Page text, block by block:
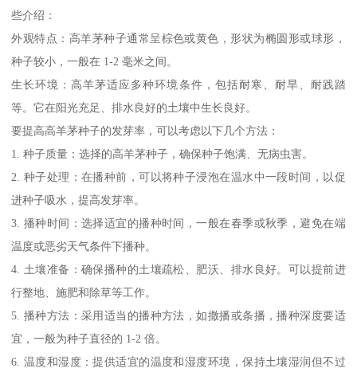
些介绍：
外观特点：高羊茅种子通常呈棕色或黄色，形状为椭圆形或球形，
种子较小，一般在 1-2 毫米之间。
生长环境：高羊茅适应多种环境条件，包括耐寒、耐旱、耐践踏
等。它在阳光充足、排水良好的土壤中生长良好。
要提高高羊茅种子的发芽率，可以考虑以下几个方法：
1. 种子质量：选择的高羊茅种子，确保种子饱满、无病虫害。
2. 种子处理：在播种前，可以将种子浸泡在温水中一段时间，以促
进种子吸水，提高发芽率。
3. 播种时间：选择适宜的播种时间，一般在春季或秋季，避免在端
温度或恶劣天气条件下播种。
4. 土壤准备：确保播种的土壤疏松、肥沃、排水良好。可以提前进
行整地、施肥和除草等工作。
5. 播种方法：采用适当的播种方法，如撒播或条播，播种深度要适
宜，一般为种子直径的 1-2 倍。
6. 温度和湿度：提供适宜的温度和湿度环境，保持土壤湿润但不过